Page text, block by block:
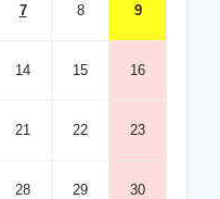
7 8 9
14 15 16
21 22 23
28 29 30